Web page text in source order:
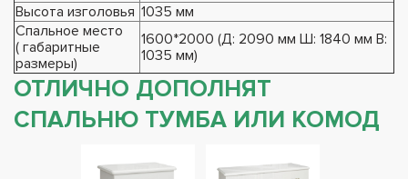
Высота изголовья 1035 мм
Спальное место
( габаритные
размеры)
1600*2000 (Д: 2090 мм Ш: 1840 мм В:
1035 мм)
ОТЛИЧНО ДОПОЛНЯТ
СПАЛЬНЮ ТУМБА ИЛИ КОМОД